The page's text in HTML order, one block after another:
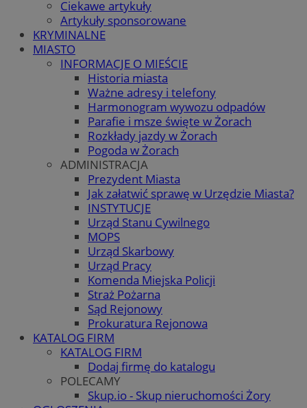
Ciekawe artykuły
Artykuły sponsorowane
KRYMINALNE
MIASTO
INFORMACJE O MIEŚCIE
Historia miasta
Ważne adresy i telefony
Harmonogram wywozu odpadów
Parafie i msze święte w Żorach
Rozkłady jazdy w Żorach
Pogoda w Żorach
ADMINISTRACJA
Prezydent Miasta
Jak załatwić sprawę w Urzędzie Miasta?
INSTYTUCJE
Urząd Stanu Cywilnego
MOPS
Urząd Skarbowy
Urząd Pracy
Komenda Miejska Policji
Straż Pożarna
Sąd Rejonowy
Prokuratura Rejonowa
KATALOG FIRM
KATALOG FIRM
Dodaj firmę do katalogu
POLECAMY
Skup.io - Skup nieruchomości Żory